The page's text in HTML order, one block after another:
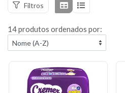
Filtros
14 produtos ordenados por: